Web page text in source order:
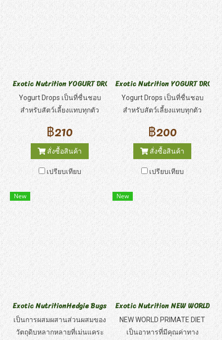
Exotic Nutrition YOGURT DROPS
Yogurt Drops เป็นที่ชื่นชอบ
สำหรับสัตว์เลี้ยงแทบทุกตัว
เสิร์ฟเป็นชิ้นอาหารหรือนำไป
ใส่ในของเล่นเพื่อเพิ่มการออก
กำลังกายและกระตุ้นให้เกิดการ
ผ่อนคลาย ทำให้สัตว์เลี้ยงของ
คุณเป็นธรรมชาติเหมือนอยู่ใน
ป่า ด้วยความหอมหวานและมี
รสชาติของ Yogurt Drops!
฿210
สั่งซื้อสินค้า
เปรียบเทียบ
Exotic Nutrition YOGURT
Yogurt Drops เป็นที่ชื่นชอบ
สำหรับสัตว์เลี้ยงแทบทุกตัว
เสิร์ฟเป็นชิ้นอาหารหรือนำไป
ใส่ในของเล่นเพื่อเพิ่มการออก
กำลังกายและกระตุ้นให้เกิดการ
ผ่อนคลาย ทำให้สัตว์เลี้ยงของ
คุณเป็นธรรมชาติเหมือนอยู่ใน
ป่า ด้วยความหอมหวานและมี
รสชาติของ Yogurt Drops!
฿200
สั่งซื้อสินค้า
เปรียบเทียบ
New
Exotic NutritionHedgie Bugs & Veggie
เป็นการผสมผสานส่วนผสมของ
วัตถุดิบหลากหลายที่เม่นแคระ
New
Exotic Nutrition NEW WORLD
NEW WORLD PRIMATE DIET
เป็นอาหารที่มีคุณค่าทาง